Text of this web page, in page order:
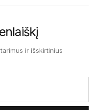
ir išskirtinius